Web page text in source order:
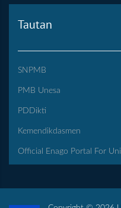
Tautan
SNPMB
PMB Unesa
PDDikti
Kemendikdasmen
Official Enago Portal For